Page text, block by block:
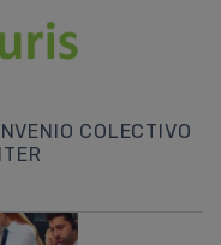
COLECTIVO